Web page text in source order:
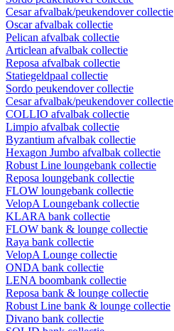
Cesar afvalbak/peukendover collectie
Oscar afvalbak collectie
Pelican afvalbak collectie
Articlean afvalbak collectie
Reposa afvalbak collectie
Statiegeldpaal collectie
Sordo peukendover collectie
Cesar afvalbak/peukendover collectie
COLLIO afvalbak collectie
Limpio afvalbak collectie
Byzantium afvalbak collectie
Hexagon Jumbo afvalbak collectie
Robust Line loungebank collectie
Reposa loungebank collectie
FLOW loungebank collectie
VelopA Loungebank collectie
KLARA bank collectie
FLOW bank & lounge collectie
Raya bank collectie
VelopA Lounge collectie
ONDA bank collectie
LENA boombank collectie
Reposa bank & lounge collectie
Robust Line bank & lounge collectie
Divano bank collectie